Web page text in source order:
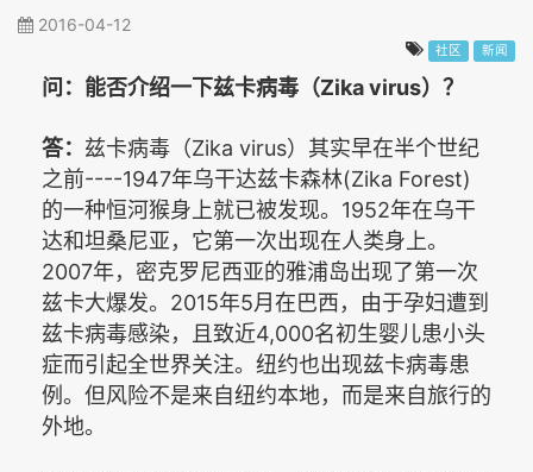
2016-04-12
社区 新闻
问：能否介绍一下兹卡病毒（Zika virus）？
答： 兹卡病毒（Zika virus）其实早在半个世纪
之前----1947年乌干达兹卡森林(Zika Forest)
的一种恒河猴身上就已被发现。 1952年在乌干
达和坦桑尼亚，它第一次出现在人类身上。
2007年，密克罗尼西亚的雅浦岛出现了第一次
兹卡大爆发。 2015年5月在巴西，由于孕妇遭到
兹卡病毒感染，且致近4,000名初生婴儿患小头
症而引起全世界关注。纽约也出现兹卡病毒患
例。但风险不是来自纽约本地，而是来自旅行的
外地。